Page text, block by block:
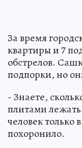
За время
квартиры и 7
обстрелов.
подпорки, но
- Знаете,
плитами
человек
похоронило.